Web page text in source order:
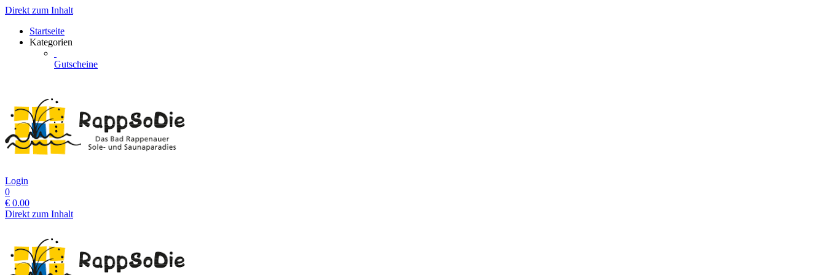
Direkt zum Inhalt
Startseite
Kategorien
Gutscheine
Login
0
€ 0.00
Direkt zum Inhalt